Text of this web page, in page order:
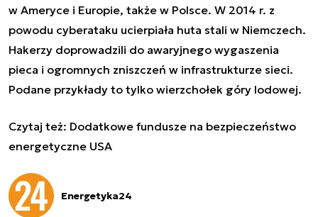
w Ameryce i Europie, także w Polsce. W 2014 r. z
powodu cyberataku ucierpiała huta stali w Niemczech.
Hakerzy doprowadzili do awaryjnego wygaszenia
pieca i ogromnych zniszczeń w infrastrukturze sieci.
Podane przykłady to tylko wierzchołek góry lodowej.
Czytaj też: Dodatkowe fundusze na bezpieczeństwo
energetyczne USA
Energetyka24